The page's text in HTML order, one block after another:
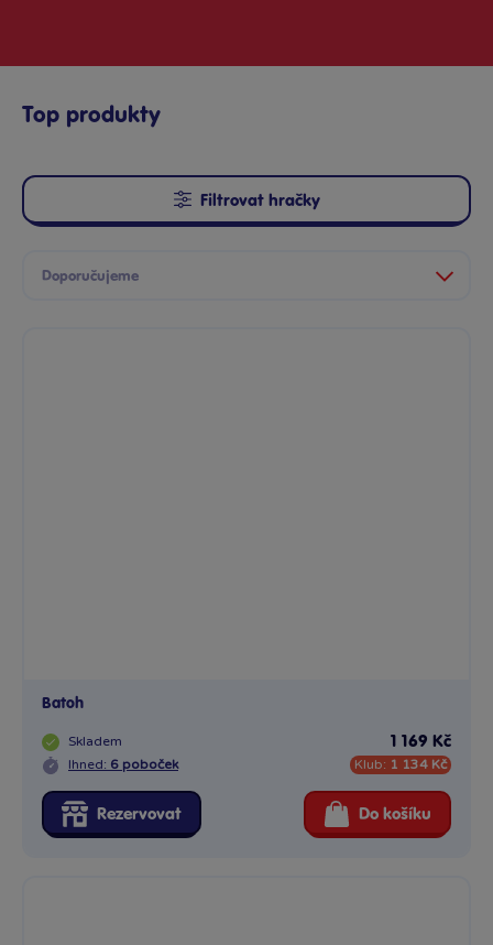
Top produkty
Filtrovat hračky
Batoh
Skladem
Ihned: 6 poboček
1 169 Kč
Klub: 1 134 Kč
Rezervovat Do košíku